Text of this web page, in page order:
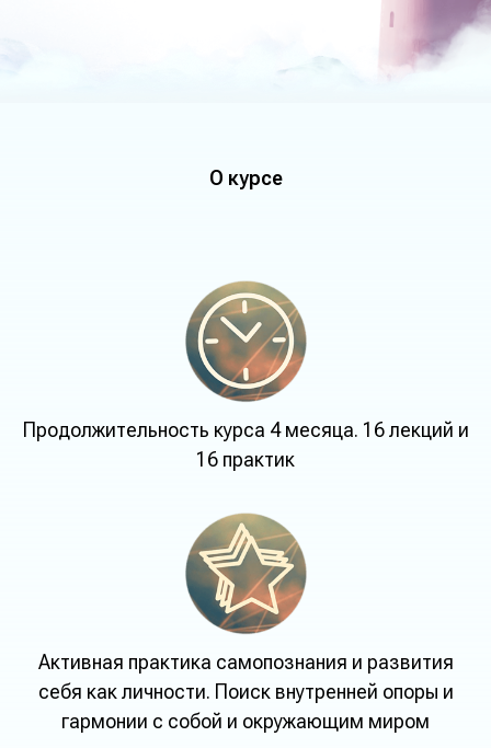
О курсе
Продолжительность курса 4 месяца. 16 лекций и
16 практик
Активная практика самопознания и развития
себя как личности. Поиск внутренней опоры и
гармонии с собой и окружающим миром